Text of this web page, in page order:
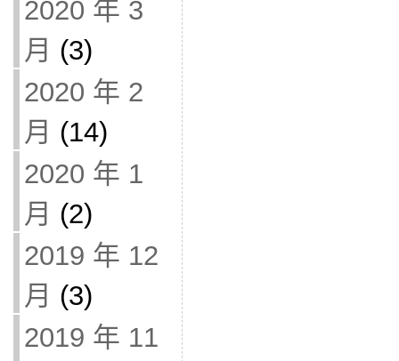
2020 年 3
月 (3)
2020 年 2
月 (14)
2020 年 1
月 (2)
2019 年 12
月 (3)
2019 年 11